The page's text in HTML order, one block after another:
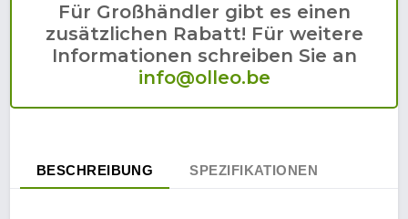
Für Großhändler gibt es einen
zusätzlichen Rabatt! Für weitere
Informationen schreiben Sie an
info@olleo.be
BESCHREIBUNG SPEZIFIKATIONEN